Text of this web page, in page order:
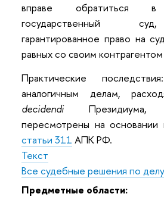
вправе обратиться в
государственный
гарантированное право на
равных со своим контрагентом
Практические
аналогичным делам,
decidendiПрезидиума,
пересмотрены на основании
статьи 311 АПК РФ.
Текст
Все судебные решения по делу
Предметные области: